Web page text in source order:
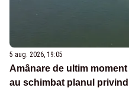
5 aug. 2026, 19:05
Amânare de ultim
au schimbat planul